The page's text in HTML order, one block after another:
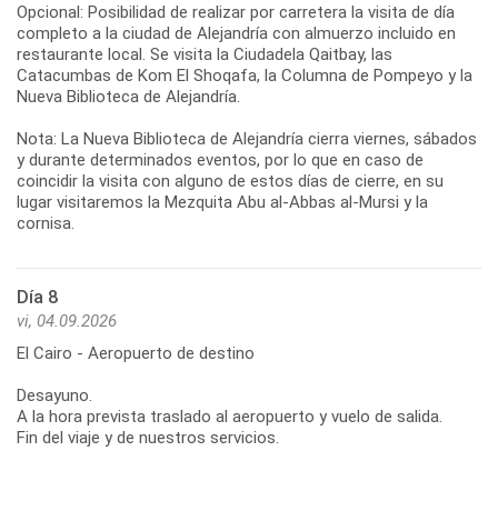
Opcional: Posibilidad de realizar por carretera la visita de día
completo a la ciudad de Alejandría con almuerzo incluido en
restaurante local. Se visita la Ciudadela Qaitbay, las
Catacumbas de Kom El Shoqafa, la Columna de Pompeyo y la
Nueva Biblioteca de Alejandría.
Nota: La Nueva Biblioteca de Alejandría cierra viernes, sábados
y durante determinados eventos, por lo que en caso de
coincidir la visita con alguno de estos días de cierre, en su
lugar visitaremos la Mezquita Abu al-Abbas al-Mursi y la
cornisa.
Día 8
vi, 04.09.2026
El Cairo - Aeropuerto de destino
Desayuno.
A la hora prevista traslado al aeropuerto y vuelo de salida.
Fin del viaje y de nuestros servicios.